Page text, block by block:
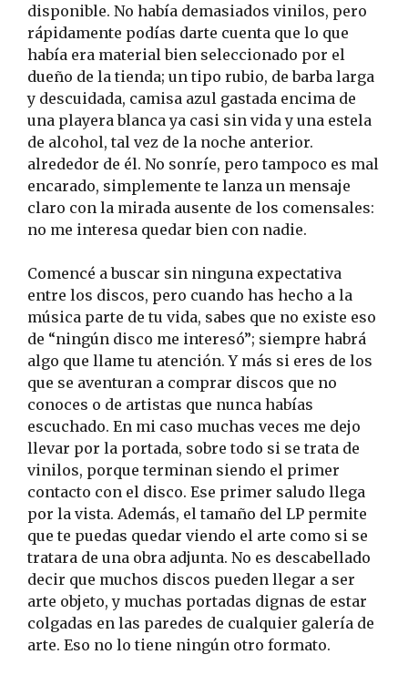
disponible. No había demasiados vinilos, pero
rápidamente podías darte cuenta que lo que
había era material bien seleccionado por el
dueño de la tienda; un tipo rubio, de barba larga
y descuidada, camisa azul gastada encima de
una playera blanca ya casi sin vida y una estela
de alcohol, tal vez de la noche anterior.
alrededor de él. No sonríe, pero tampoco es mal
encarado, simplemente te lanza un mensaje
claro con la mirada ausente de los comensales:
no me interesa quedar bien con nadie.
Comencé a buscar sin ninguna expectativa
entre los discos, pero cuando has hecho a la
música parte de tu vida, sabes que no existe eso
de “ningún disco me interesó”; siempre habrá
algo que llame tu atención. Y más si eres de los
que se aventuran a comprar discos que no
conoces o de artistas que nunca habías
escuchado. En mi caso muchas veces me dejo
llevar por la portada, sobre todo si se trata de
vinilos, porque terminan siendo el primer
contacto con el disco. Ese primer saludo llega
por la vista. Además, el tamaño del LP permite
que te puedas quedar viendo el arte como si se
tratara de una obra adjunta. No es descabellado
decir que muchos discos pueden llegar a ser
arte objeto, y muchas portadas dignas de estar
colgadas en las paredes de cualquier galería de
arte. Eso no lo tiene ningún otro formato.